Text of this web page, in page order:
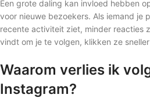
Een grote daling kan invloed hebben
voor nieuwe bezoekers. Als iemand je
recente activiteit ziet, minder reacties
vindt om je te volgen, klikken ze
Waarom verlies ik
Instagram?